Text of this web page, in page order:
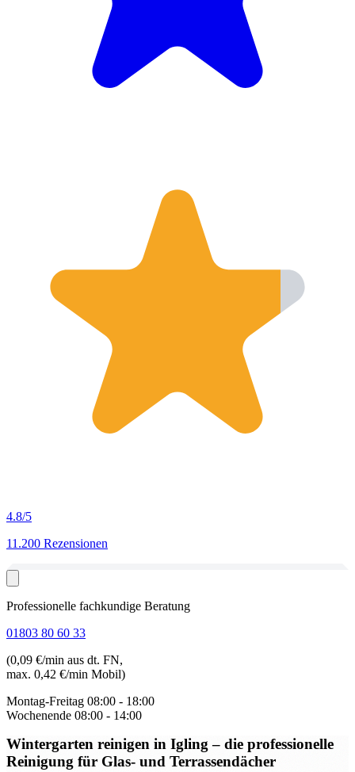
4.8/5
11.200 Rezensionen
Professionelle fachkundige Beratung
01803 80 60 33
(0,09 €/min aus dt. FN,
max. 0,42 €/min Mobil)
Montag-Freitag 08:00 - 18:00
Wochenende 08:00 - 14:00
Wintergarten reinigen in Igling– die professionelle
Reinigung für Glas- und Terrassendächer